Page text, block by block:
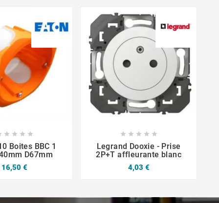
   
Boites BBC 1
D67mm
16,50 €
    
Legrand Dooxie - Prise
2P+T affleurante blanc
4,03 €